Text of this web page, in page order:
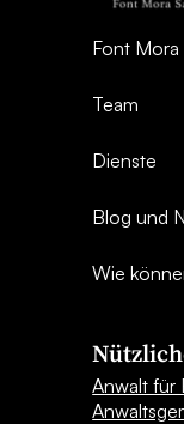
Font Mora
Team
Dienste
Blog und
Wie
Anwalt für